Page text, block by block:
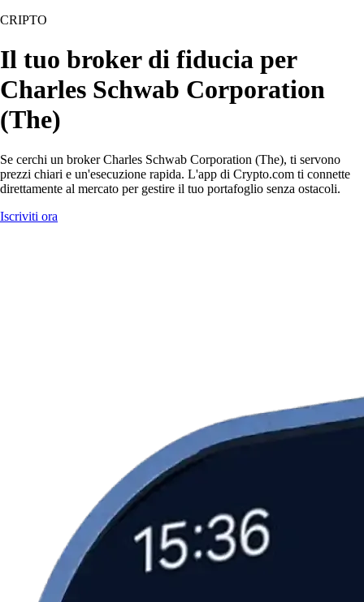
CRIPTO
Il tuo broker di fiducia per
Charles Schwab Corporation
(The)
Se cerchi un broker Charles Schwab Corporation (The), ti servono
prezzi chiari e un'esecuzione rapida. L'app di Crypto.com ti connette
direttamente al mercato per gestire il tuo portafoglio senza ostacoli.
Iscriviti ora